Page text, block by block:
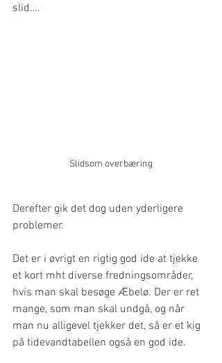
slid….
Slidsom overbæring
Derefter gik det dog uden yderligere
problemer.
Det er i øvrigt en rigtig god ide at tjekke
et kort mht diverse fredningsområder,
hvis man skal besøge Æbelø. Der er ret
mange, som man skal undgå, og når
man nu alligevel tjekker det, så er et kig
på tidevandtabellen også en god ide.